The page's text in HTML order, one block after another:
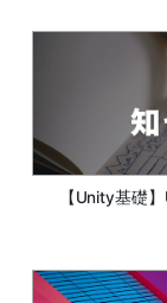
【Unity基礎